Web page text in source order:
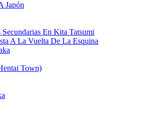
Japón
Secundarias En Kita Tatsumi
A La Vuelta De La Esquina
Town)